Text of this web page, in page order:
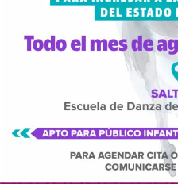
“La Compañía de Ópera
el repertorio de Beethoven
distintivas de la música de
carácter rítmico y
Mencionó además que las
sus composiciones para
como en su única ópera,
sinfónica.